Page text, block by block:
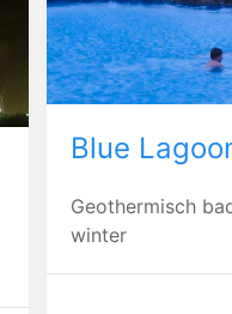
Blue
Geothermisch
winter